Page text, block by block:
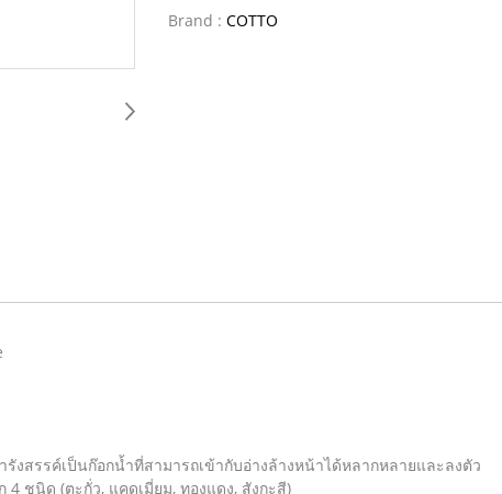
Brand : COTTO
งสรรค์เป็นก๊อกน้ำที่สามารถเข้ากับอ่างล้างหน้าได้หลากหลายและลงตัว
4 ชนิด (ตะกั่ว, แคดเมี่ยม, ทองแดง, สังกะสี)